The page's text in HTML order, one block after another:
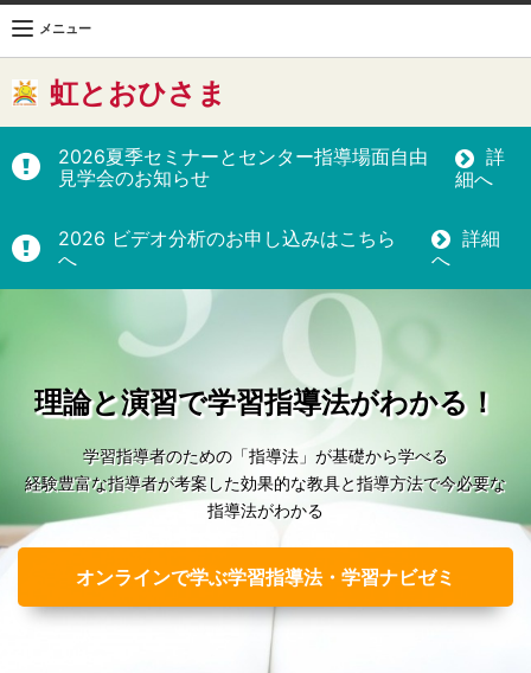
虹とおひさま
メニュー
2026夏季セミナーとセンター指導場面自由
見学会のお知らせ
詳
細へ
2026 ビデオ分析のお申し込みはこちら
へ
詳細
へ
理論と演習で学習指導法がわかる！
学習指導者のための「指導法」が基礎から学べる
経験豊富な指導者が考案した効果的な教具と指導方法で今必要な
指導法がわかる
オンラインで学ぶ学習指導法・学習ナビゼミ